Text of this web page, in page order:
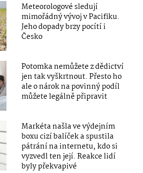
Meteorologové sledují
mimořádný vývoj v Pacifiku.
Jeho dopady brzy pocítí i
Česko
Potomka nemůžete z dědictví
jen tak vyškrtnout. Přesto ho
ale o nárok na povinný podíl
můžete legálně připravit
Markéta našla ve výdejním
boxu cizí balíček a spustila
pátrání na internetu, kdo si
vyzvedl ten její. Reakce lidí
byly překvapivé